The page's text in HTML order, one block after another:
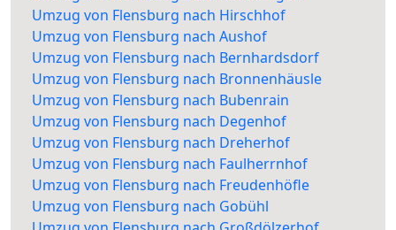
Umzug von Flensburg nach Hirschhof
Umzug von Flensburg nach Aushof
Umzug von Flensburg nach Bernhardsdorf
Umzug von Flensburg nach Bronnenhäusle
Umzug von Flensburg nach Bubenrain
Umzug von Flensburg nach Degenhof
Umzug von Flensburg nach Dreherhof
Umzug von Flensburg nach Faulherrnhof
Umzug von Flensburg nach Freudenhöfle
Umzug von Flensburg nach Gobühl